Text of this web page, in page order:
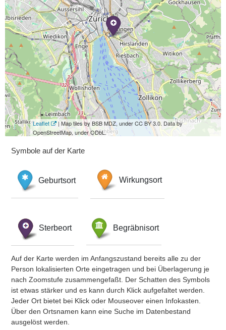
Leaflet
| Map tiles by BSB MDZ, under CC BY 3.0. Data by
OpenStreetMap, under ODbL.
Symbole auf der Karte
Geburtsort Wirkungsort
Sterbeort Begräbnisort
Auf der Karte werden im Anfangszustand bereits alle zu der
Person lokalisierten Orte eingetragen und bei Überlagerung je
nach Zoomstufe zusammengefaßt. Der Schatten des Symbols
ist etwas stärker und es kann durch Klick aufgefaltet werden.
Jeder Ort bietet bei Klick oder Mouseover einen Infokasten.
Über den Ortsnamen kann eine Suche im Datenbestand
ausgelöst werden.